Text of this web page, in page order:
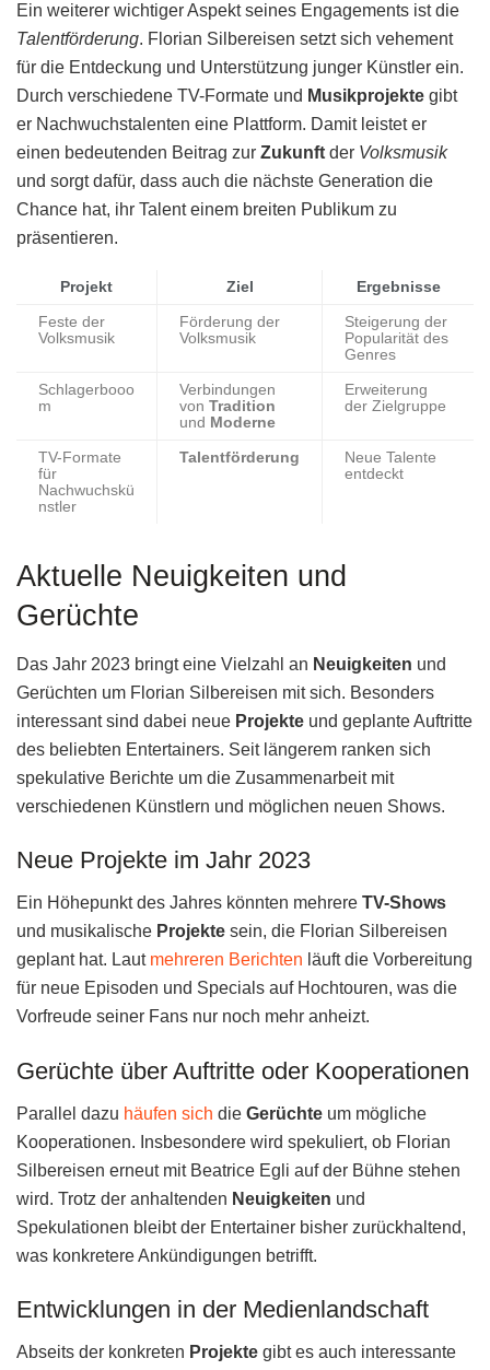
Ein weiterer wichtiger Aspekt seines Engagements ist die
Talentförderung. Florian Silbereisen setzt sich vehement
für die Entdeckung und Unterstützung junger Künstler ein.
Durch verschiedene TV-Formate und Musikprojekte gibt
er Nachwuchstalenten eine Plattform. Damit leistet er
einen bedeutenden Beitrag zur Zukunft der Volksmusik
und sorgt dafür, dass auch die nächste Generation die
Chance hat, ihr Talent einem breiten Publikum zu
präsentieren.
Projekt Ziel Ergebnisse
Feste der
Volksmusik
Förderung der
Volksmusik
Steigerung der
Popularität des
Genres
Schlagerbooo
m
Verbindungen
von Tradition
und Moderne
Erweiterung
der Zielgruppe
TV-Formate
für
Nachwuchskü
nstler
Talentförderung
Neue Talente
entdeckt
Aktuelle Neuigkeiten und
Gerüchte
Das Jahr 2023 bringt eine Vielzahl an Neuigkeiten und
Gerüchten um Florian Silbereisen mit sich. Besonders
interessant sind dabei neue Projekte und geplante Auftritte
des beliebten Entertainers. Seit längerem ranken sich
spekulative Berichte um die Zusammenarbeit mit
verschiedenen Künstlern und möglichen neuen Shows.
Neue Projekte im Jahr 2023
Ein Höhepunkt des Jahres könnten mehrere TV-Shows
und musikalische Projekte sein, die Florian Silbereisen
geplant hat. Laut mehreren Berichten läuft die Vorbereitung
für neue Episoden und Specials auf Hochtouren, was die
Vorfreude seiner Fans nur noch mehr anheizt.
Gerüchte über Auftritte oder Kooperationen
Parallel dazu häufen sich die Gerüchte um mögliche
Kooperationen. Insbesondere wird spekuliert, ob Florian
Silbereisen erneut mit Beatrice Egli auf der Bühne stehen
wird. Trotz der anhaltenden Neuigkeiten und
Spekulationen bleibt der Entertainer bisher zurückhaltend,
was konkretere Ankündigungen betrifft.
Entwicklungen in der Medienlandschaft
Abseits der konkreten Projekte gibt es auch interessante